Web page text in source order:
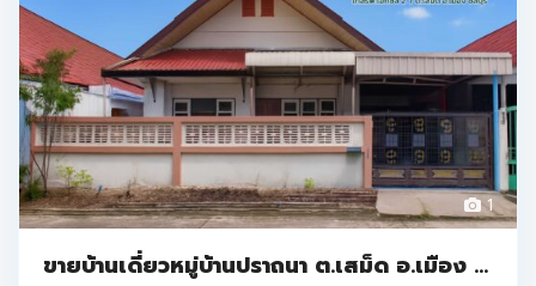
1
ขายบ้านเดี่ยวหมู่บ้านปราถนา ต.เสม็ด อ.เมือง ...